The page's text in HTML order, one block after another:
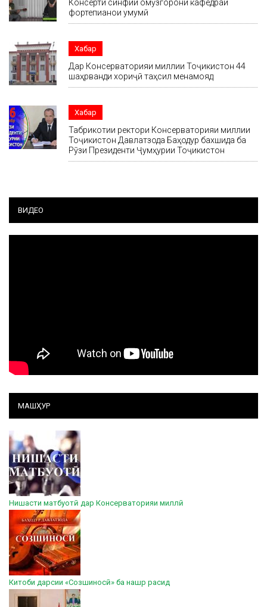
Консерти синфии омӯзгорони кафедраи
фортепианои умумӣ
Хабар
Дар Консерваторияи миллии Тоҷикистон 44
шаҳрванди хориҷӣ таҳсил менамояд
Хабар
Табрикотии ректори Консерваторияи миллии
Тоҷикистон Давлатзода Баҳодур бахшида ба
Рӯзи Президенти Ҷумҳурии Тоҷикистон
ВИДЕО
МАШҲУР
Нишасти матбуотӣ дар Консерваторияи миллӣ
Китоби дарсии «Созшиносӣ» ба нашр расид